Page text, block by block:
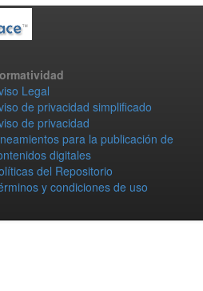
Legal
de privacidad simplificado
de privacidad
para la publicación de
digitales
del Repositorio
y condiciones de uso